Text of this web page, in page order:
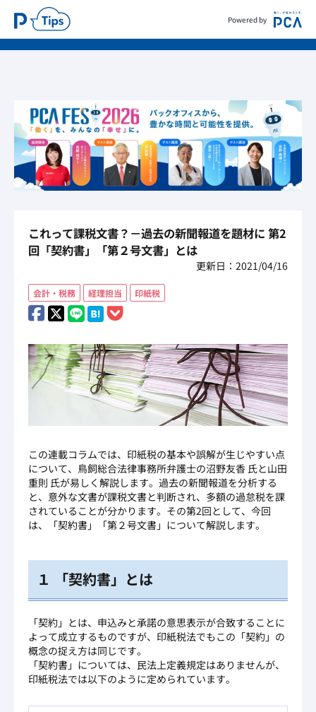
Powered by
これって課税文書？－過去の新聞報道を題材に 第2
回「契約書」「第２号文書」とは
更新日：2021/04/16
会計・税務 経理担当 印紙税
この連載コラムでは、印紙税の基本や誤解が生じやすい点
について、鳥飼総合法律事務所弁護士の沼野友香 氏と山田
重則 氏が易しく解説します。過去の新聞報道を分析する
と、意外な文書が課税文書と判断され、多額の過怠税を課
されていることが分かります。その第2回として、今回
は、「契約書」「第２号文書」について解説します。
１ 「契約書」とは
「契約」とは、申込みと承諾の意思表示が合致することに
よって成立するものですが、印紙税法でもこの「契約」の
概念の捉え方は同じです。
「契約書」については、民法上定義規定はありませんが、
印紙税法では以下のように定められています。